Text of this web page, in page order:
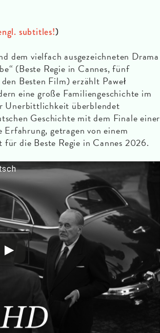
subtitles!)
dem vielfach ausgezeichneten Drama
(Beste Regie in Cannes, fünf
Besten Film) erzählt Paweł
eine große Familiengeschichte im
Unerbittlichkeit überblendet
Geschichte mit dem Finale einer
getragen von einem
die Beste Regie in Cannes 2026.